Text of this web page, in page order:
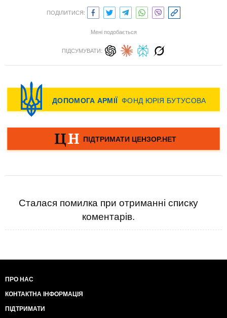
ПОДІЛИТИСЯ:
Мені подобається
ПІДСУМУВАТИ:
Сталася помилка при отриманні списку
коментарів.
ПРО НАС
КОНТАКТНА ІНФОРМАЦІЯ
ПІДТРИМАТИ